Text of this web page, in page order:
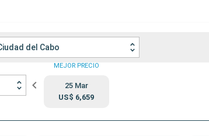
del Cabo
MEJOR PRECIO
25 Mar
US$ 6,659